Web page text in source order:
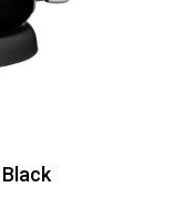
Black